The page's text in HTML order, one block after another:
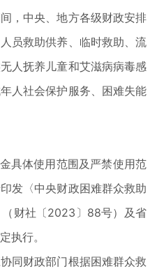
，中央、地方各级财政安排
员救助供养、临时救助、流
人抚养儿童和艾滋病病毒感
人社会保护服务、困难失能
体使用范围及严禁使用范
发〈中央财政困难群众救助
财社〔2023〕88号）及省
执行。
财政部门根据困难群众救